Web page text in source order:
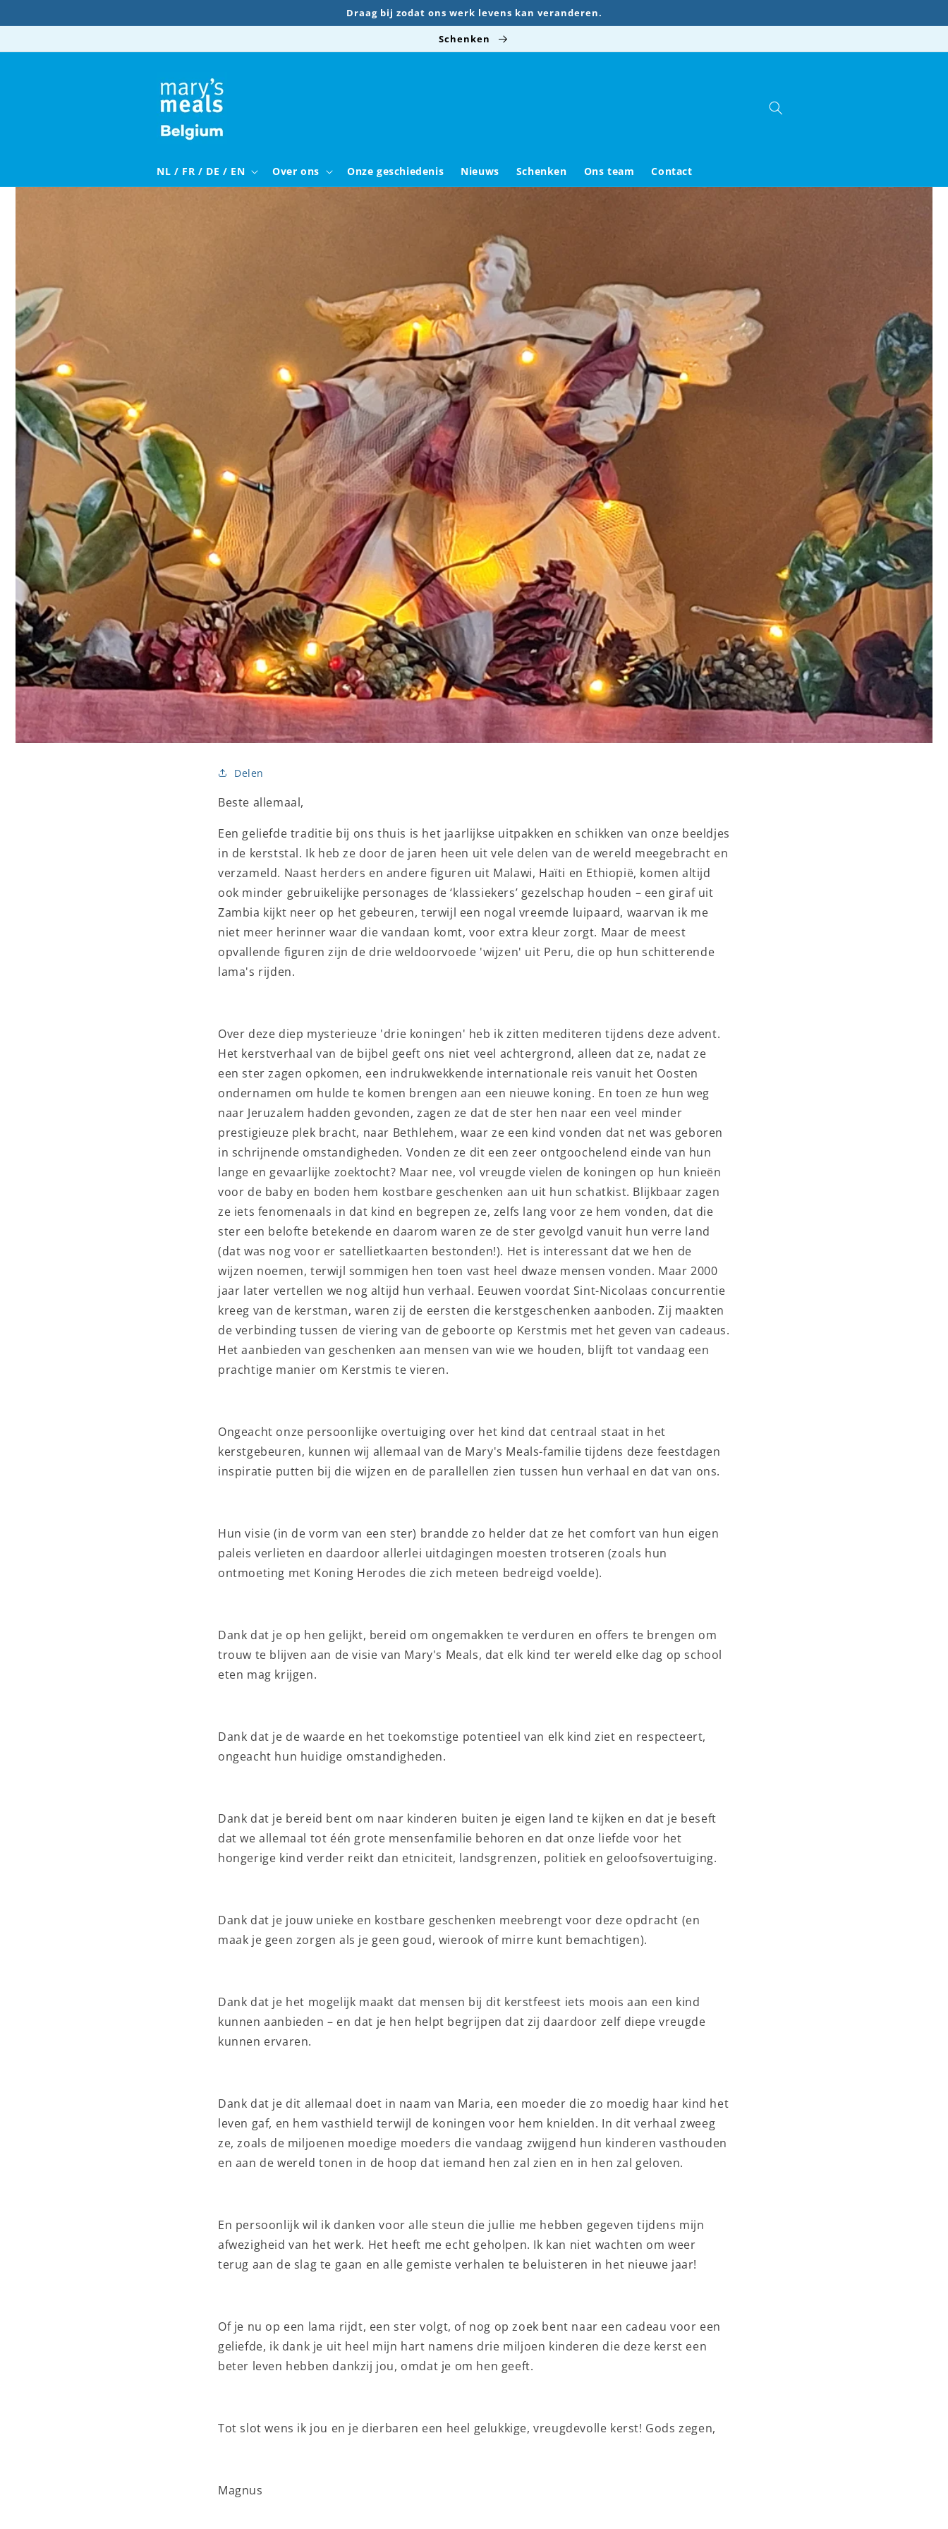
content
Draag bij zodat ons werk levens kan veranderen.
Schenken
NL / FR / DE / EN Over ons Onze geschiedenis Nieuws Schenken Ons team Contact
Delen
Beste allemaal,
Een geliefde traditie bij ons thuis is het jaarlijkse uitpakken en schikken van onze beeldjes
in de kerststal. Ik heb ze door de jaren heen uit vele delen van de wereld meegebracht en
verzameld. Naast herders en andere figuren uit Malawi, Haïti en Ethiopië, komen altijd
ook minder gebruikelijke personages de ‘klassiekers’ gezelschap houden – een giraf uit
Zambia kijkt neer op het gebeuren, terwijl een nogal vreemde luipaard, waarvan ik me
niet meer herinner waar die vandaan komt, voor extra kleur zorgt. Maar de meest
opvallende figuren zijn de drie weldoorvoede 'wijzen' uit Peru, die op hun schitterende
lama's rijden.
Over deze diep mysterieuze 'drie koningen' heb ik zitten mediteren tijdens deze advent.
Het kerstverhaal van de bijbel geeft ons niet veel achtergrond, alleen dat ze, nadat ze
een ster zagen opkomen, een indrukwekkende internationale reis vanuit het Oosten
ondernamen om hulde te komen brengen aan een nieuwe koning. En toen ze hun weg
naar Jeruzalem hadden gevonden, zagen ze dat de ster hen naar een veel minder
prestigieuze plek bracht, naar Bethlehem, waar ze een kind vonden dat net was geboren
in schrijnende omstandigheden. Vonden ze dit een zeer ontgoochelend einde van hun
lange en gevaarlijke zoektocht? Maar nee, vol vreugde vielen de koningen op hun knieën
voor de baby en boden hem kostbare geschenken aan uit hun schatkist. Blijkbaar zagen
ze iets fenomenaals in dat kind en begrepen ze, zelfs lang voor ze hem vonden, dat die
ster een belofte betekende en daarom waren ze de ster gevolgd vanuit hun verre land
(dat was nog voor er satellietkaarten bestonden!). Het is interessant dat we hen de
wijzen noemen, terwijl sommigen hen toen vast heel dwaze mensen vonden. Maar 2000
jaar later vertellen we nog altijd hun verhaal. Eeuwen voordat Sint-Nicolaas concurrentie
kreeg van de kerstman, waren zij de eersten die kerstgeschenken aanboden. Zij maakten
de verbinding tussen de viering van de geboorte op Kerstmis met het geven van cadeaus.
Het aanbieden van geschenken aan mensen van wie we houden, blijft tot vandaag een
prachtige manier om Kerstmis te vieren.
Ongeacht onze persoonlijke overtuiging over het kind dat centraal staat in het
kerstgebeuren, kunnen wij allemaal van de Mary's Meals-familie tijdens deze feestdagen
inspiratie putten bij die wijzen en de parallellen zien tussen hun verhaal en dat van ons.
Hun visie (in de vorm van een ster) brandde zo helder dat ze het comfort van hun eigen
paleis verlieten en daardoor allerlei uitdagingen moesten trotseren (zoals hun
ontmoeting met Koning Herodes die zich meteen bedreigd voelde).
Dank dat je op hen gelijkt, bereid om ongemakken te verduren en offers te brengen om
trouw te blijven aan de visie van Mary's Meals, dat elk kind ter wereld elke dag op school
eten mag krijgen.
Dank dat je de waarde en het toekomstige potentieel van elk kind ziet en respecteert,
ongeacht hun huidige omstandigheden.
Dank dat je bereid bent om naar kinderen buiten je eigen land te kijken en dat je beseft
dat we allemaal tot één grote mensenfamilie behoren en dat onze liefde voor het
hongerige kind verder reikt dan etniciteit, landsgrenzen, politiek en geloofsovertuiging.
Dank dat je jouw unieke en kostbare geschenken meebrengt voor deze opdracht (en
maak je geen zorgen als je geen goud, wierook of mirre kunt bemachtigen).
Dank dat je het mogelijk maakt dat mensen bij dit kerstfeest iets moois aan een kind
kunnen aanbieden – en dat je hen helpt begrijpen dat zij daardoor zelf diepe vreugde
kunnen ervaren.
Dank dat je dit allemaal doet in naam van Maria, een moeder die zo moedig haar kind het
leven gaf, en hem vasthield terwijl de koningen voor hem knielden. In dit verhaal zweeg
ze, zoals de miljoenen moedige moeders die vandaag zwijgend hun kinderen vasthouden
en aan de wereld tonen in de hoop dat iemand hen zal zien en in hen zal geloven.
En persoonlijk wil ik danken voor alle steun die jullie me hebben gegeven tijdens mijn
afwezigheid van het werk. Het heeft me echt geholpen. Ik kan niet wachten om weer
terug aan de slag te gaan en alle gemiste verhalen te beluisteren in het nieuwe jaar!
Of je nu op een lama rijdt, een ster volgt, of nog op zoek bent naar een cadeau voor een
geliefde, ik dank je uit heel mijn hart namens drie miljoen kinderen die deze kerst een
beter leven hebben dankzij jou, omdat je om hen geeft.
Tot slot wens ik jou en je dierbaren een heel gelukkige, vreugdevolle kerst! Gods zegen,
Magnus